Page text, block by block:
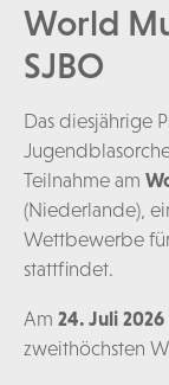
World
SJBO
Das diesjährige
Teilnahme am
(Niederlande),
Wettbewerbe
stattfindet.
Am 24. Juli 2026
zweithöchsten